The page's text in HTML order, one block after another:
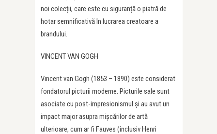
noi colecții, care este cu siguranță o piatră de
hotar semnificativă în lucrarea creatoare a
brandului.
VINCENT VAN GOGH
Vincent van Gogh (1853 – 1890) este considerat
fondatorul picturii moderne. Picturile sale sunt
asociate cu post-impresionismul și au avut un
impact major asupra mișcărilor de artă
ulterioare, cum ar fi Fauves (inclusiv Henri